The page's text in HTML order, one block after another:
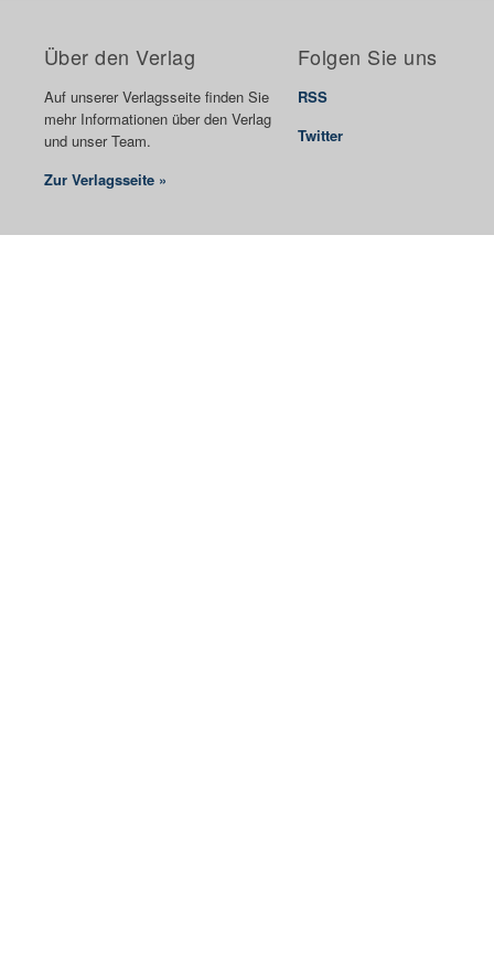
Über den Verlag
Auf unserer Verlagsseite finden Sie
mehr Informationen über den Verlag
und unser Team.
Zur Verlagsseite »
Folgen Sie uns
RSS
Twitter